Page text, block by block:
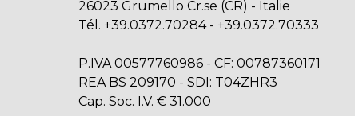
26023 Grumello Cr.se (CR) - Italie
Tél. +39.0372.70284- +39.0372.70333
P.IVA 00577760986 - CF: 00787360171
REA BS 209170 - SDI: T04ZHR3
Cap. Soc. I.V. € 31.000